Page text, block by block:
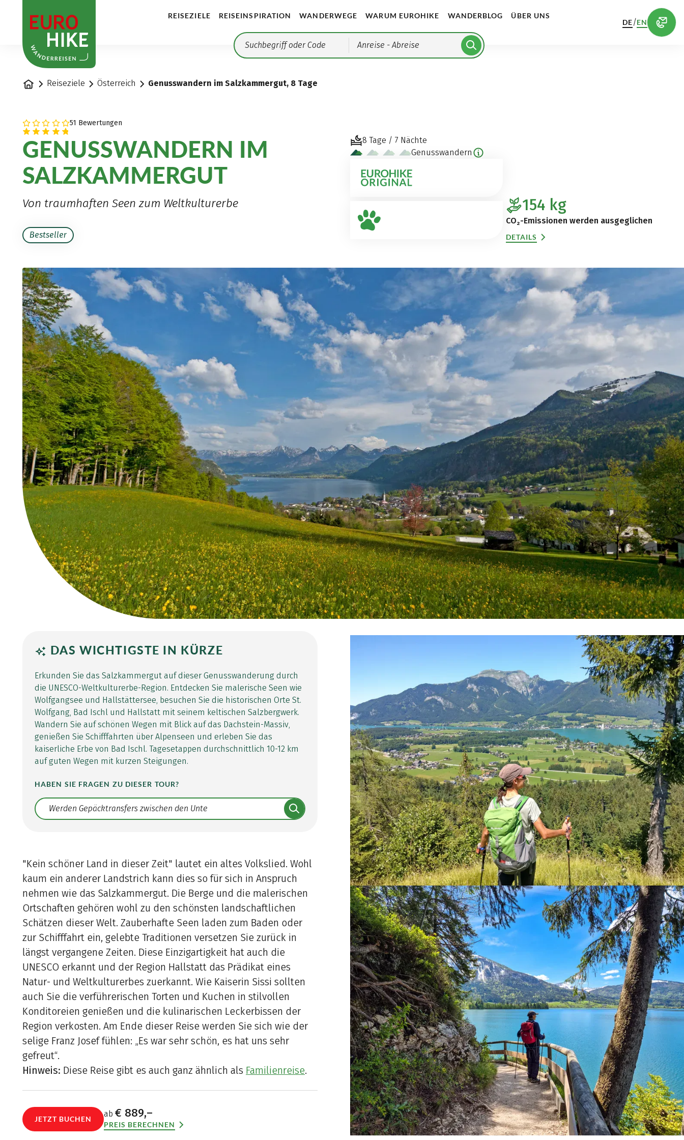
REISEZIELE REISEINSPIRATION WANDERWEGE WARUM EUROHIKE WANDERBLOG ÜBER UNS
Anreise - Abreise
DE/EN
StartseiteReiseziele Österreich Genusswandern im Salzkammergut, 8 Tage
51 Bewertungen
GENUSSWANDERN IM
SALZKAMMERGUT
Von traumhaften Seen zum Weltkulturerbe
Bestseller
8 Tage / 7 Nächte
Genusswandern
154kg
CO₂-Emissionen werden ausgeglichen
DETAILS
DAS WICHTIGSTE IN KÜRZE
Erkunden Sie das Salzkammergut auf dieser Genusswanderung durch
die UNESCO-Weltkulturerbe-Region. Entdecken Sie malerische Seen wie
Wolfgangsee und Hallstättersee, besuchen Sie die historischen Orte St.
Wolfgang, Bad Ischl und Hallstatt mit seinem keltischen Salzbergwerk.
Wandern Sie auf schönen Wegen mit Blick auf das Dachstein-Massiv,
genießen Sie Schifffahrten über Alpenseen und erleben Sie das
kaiserliche Erbe von Bad Ischl. Tagesetappen durchschnittlich 10-12 km
auf guten Wegen mit kurzen Steigungen.
HABEN SIE FRAGEN ZU DIESER TOUR?
Translate: a11y.faq.search
"Kein schöner Land in dieser Zeit" lautet ein altes Volkslied. Wohl
kaum ein anderer Landstrich kann dies so für sich in Anspruch
nehmen wie das Salzkammergut. Die Berge und die malerischen
Ortschaften gehören wohl zu den schönsten landschaftlichen
Schätzen dieser Welt. Zauberhafte Seen laden zum Baden oder
zur Schifffahrt ein, gelebte Traditionen versetzen Sie zurück in
längst vergangene Zeiten. Diese Einzigartigkeit hat auch die
UNESCO erkannt und der Region Hallstatt das Prädikat eines
Natur- und Weltkulturerbes zuerkannt. Wie Kaiserin Sissi sollten
auch Sie die verführerischen Torten und Kuchen in stilvollen
Konditoreien genießen und die kulinarischen Leckerbissen der
Region verkosten. Am Ende dieser Reise werden Sie sich wie der
selige Franz Josef fühlen: „Es war sehr schön, es hat uns sehr
gefreut“.
Hinweis: Diese Reise gibt es auch ganz ähnlich als Familienreise.
JETZT BUCHEN
ab € 889,–
PREIS BERECHNEN